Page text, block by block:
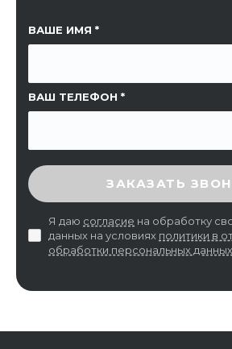
ВАШЕ ИМЯ
ВАШ ТЕЛЕФОН
ССЫЛКА НА СТРАНИЦУ
ВВЕДИТЕ ПРОВЕРОЧНЫЙ КОД
ЗАКАЗАТЬ
Я даю согласие на обработку
данных на условиях политики в
обработки персональных данных